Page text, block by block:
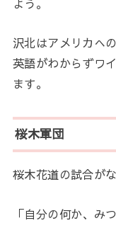
よう。
沢北はアメリカへ
英語がわからずワ
ます。
桜木軍団
桜木花道の試合が
「自分の何か、み